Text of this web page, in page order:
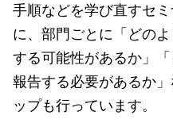
手順などを学び直すセ
に、部門ごとに「どの
する可能性があるか」
報告する必要があるか
ップも行っています。